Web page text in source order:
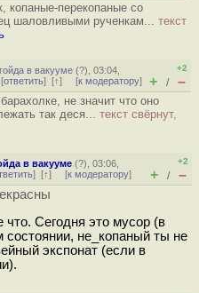
копаные-перекопаные со
шаловливыми рученкам... текст
в вакууме (?), 03:04,
ответить] [↑] [к модератору]
+2
+ / –
не значит что оно
так деся... текст свёрнут,
в вакууме (?), 03:06,
] [↑] [к модератору]
+2
+ / –
что. Сегодня это мусор (в
не_копаный ты не
экспонат (если в